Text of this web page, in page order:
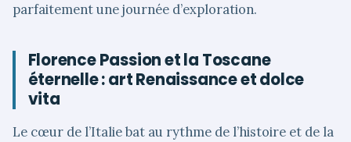
parfaitement une journée d’exploration.
Florence Passion et la Toscane
éternelle : art Renaissance et dolce
vita
Le cœur de l’Italie bat au rythme de l’histoire et de la